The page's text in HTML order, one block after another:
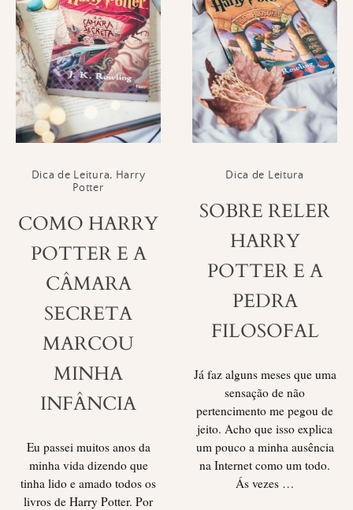
Dica de Leitura, Harry
Potter
COMO HARRY
POTTER E A
CÂMARA
SECRETA
MARCOU
MINHA
INFÂNCIA
Eu passei muitos anos da
minha vida dizendo que
tinha lido e amado todos os
livros de Harry Potter. Por
Dica de Leitura
SOBRE RELER
HARRY
POTTER E A
PEDRA
FILOSOFAL
Já faz alguns meses que uma
sensação de não
pertencimento me pegou de
jeito. Acho que isso explica
um pouco a minha ausência
na Internet como um todo.
Ás vezes …